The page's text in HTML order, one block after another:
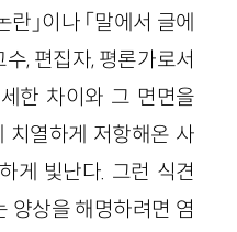
」이나 「말에서 글에
, 편집자, 평론가로서
한 차이와 그 면면을
치열하게 저항해온 사
게 빛난다. 그런 식견
양상을 해명하려면 염